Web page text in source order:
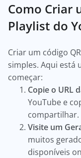
Como Criar
Playlist do
Criar um código
simples. Aqui está
começar:
Copie o URL
YouTube e
compartilhar.
Visite um
muitos
disponíveis